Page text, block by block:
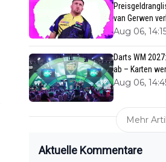
van Gerwen
Aug 06,
Darts WM
ab – Karten
Aug 06,
Mehr
Aktuelle Kommentare